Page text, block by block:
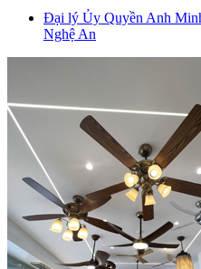
Đại lý Ủy Quyền Anh
Nghệ An